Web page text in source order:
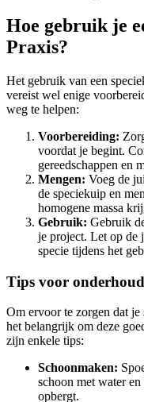
Hoe gebruik je
Praxis?
Het gebruik van een
vereist wel enige
weg te helpen:
Voorbereiding:
voordat je begint.
gereedschappen en
Mengen: Voeg de
de speciekuip en
homogene massa
Gebruik: Gebruik
je project. Let op de
specie tijdens het
Tips voor
Om ervoor te zorgen dat
het belangrijk om deze
zijn enkele tips:
Schoonmaken:
schoon met water
opbergt.